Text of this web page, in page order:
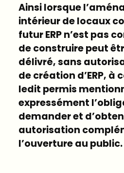
Ainsi lorsque
intérieur de locaux
futur ERP n’est pas
de construire peut
délivré, sans
de création d’ERP, à
ledit permis
expressément
demander et
autorisation
l’ouverture au public.